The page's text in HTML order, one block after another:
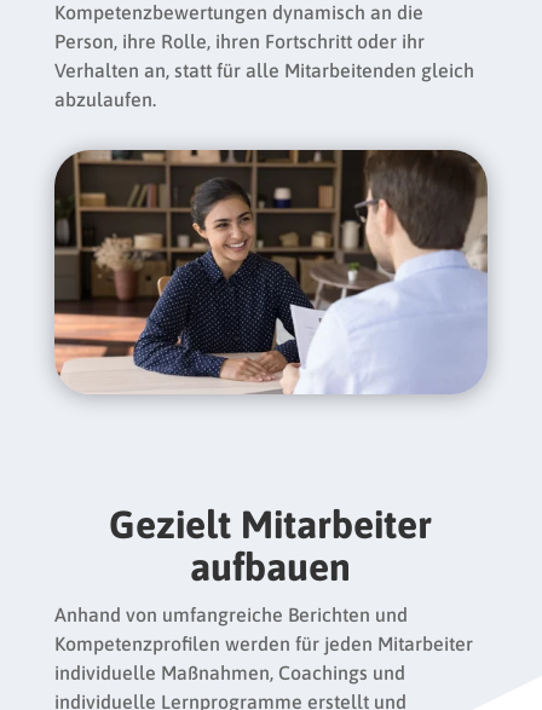
Kompetenzbewertungen dynamisch an die
Person, ihre Rolle, ihren Fortschritt oder ihr
Verhalten an, statt für alle Mitarbeitenden gleich
abzulaufen.
Gezielt Mitarbeiter
aufbauen
Anhand von umfangreiche Berichten und
Kompetenzprofilen werden für jeden Mitarbeiter
individuelle Maßnahmen, Coachings und
individuelle Lernprogramme erstellt und